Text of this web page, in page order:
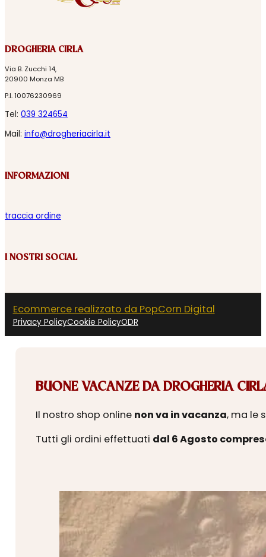
DROGHERIA CIRLA
Via B. Zucchi 14,
20900 Monza MB
P.I. 10076230969
Tel: 039 324654
Mail: info@drogheriacirla.it
INFORMAZIONI
traccia ordine
I NOSTRI SOCIAL
Ecommerce realizzato da PopCorn Digital
Privacy PolicyCookie PolicyODR
BUONE VACANZE DA DROGHERIA
Il nostro shop online non va in vacanza, ma le
Tutti gli ordini effettuati dal 6 Agosto